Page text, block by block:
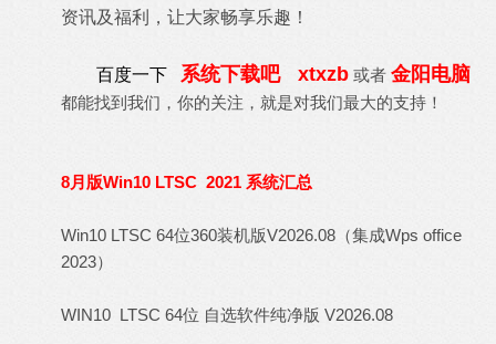
资讯及福利，让大家畅享乐趣！
百度一下 系统下载吧 xtxzb 或者 金阳电脑
都能找到我们，你的关注，就是对我们最大的支持！
8月版Win10 LTSC 2021 系统汇总
Win10 LTSC 64位360装机版V2026.08（集成Wps office
2023）
WIN10 LTSC 64位 自选软件纯净版 V2026.08